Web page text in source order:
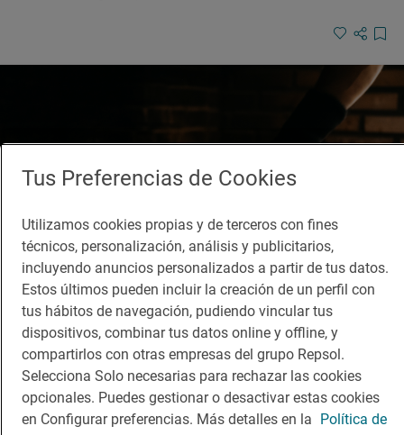
Solete
Solar de Samaniego
Vinotecas · Laguardia, Araba/Álava
Tus Preferencias de Cookies
Utilizamos cookies propias y de terceros con fines
técnicos, personalización, análisis y publicitarios,
incluyendo anuncios personalizados a partir de tus datos.
Estos últimos pueden incluir la creación de un perfil con
tus hábitos de navegación, pudiendo vincular tus
dispositivos, combinar tus datos online y offline, y
compartirlos con otras empresas del grupo Repsol.
Selecciona Solo necesarias para rechazar las cookies
opcionales. Puedes gestionar o desactivar estas cookies
en Configurar preferencias. Más detalles en la Política de